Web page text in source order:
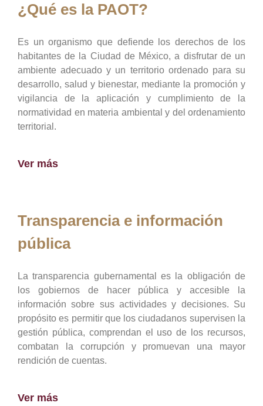
¿Qué es la PAOT?
Es un organismo que defiende los derechos de los
habitantes de la Ciudad de México, a disfrutar de un
ambiente adecuado y un territorio ordenado para su
desarrollo, salud y bienestar, mediante la promoción y
vigilancia de la aplicación y cumplimiento de la
normatividad en materia ambiental y del ordenamiento
territorial.
Ver más
Transparencia e información
pública
La transparencia gubernamental es la obligación de
los gobiernos de hacer pública y accesible la
información sobre sus actividades y decisiones. Su
propósito es permitir que los ciudadanos supervisen la
gestión pública, comprendan el uso de los recursos,
combatan la corrupción y promuevan una mayor
rendición de cuentas.
Ver más